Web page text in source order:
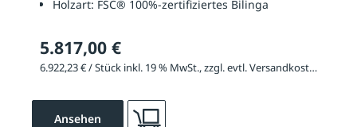
Holzart: FSC® 100%-zertifiziertes Bilinga
5.817,00 €
6.922,23 € / Stück inkl. 19 % MwSt., zzgl. evtl. Versandkosten
Ansehen